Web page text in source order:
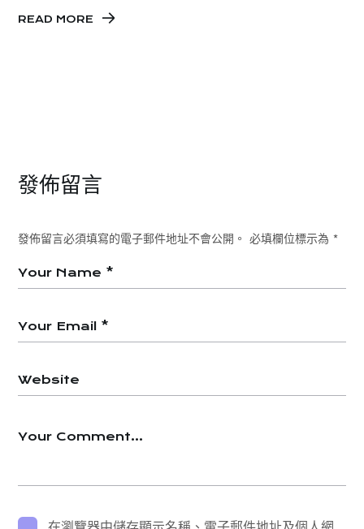
READ MORE
發佈留言
發佈留言必須填寫的電子郵件地址不會公開。 必填欄位標示為*